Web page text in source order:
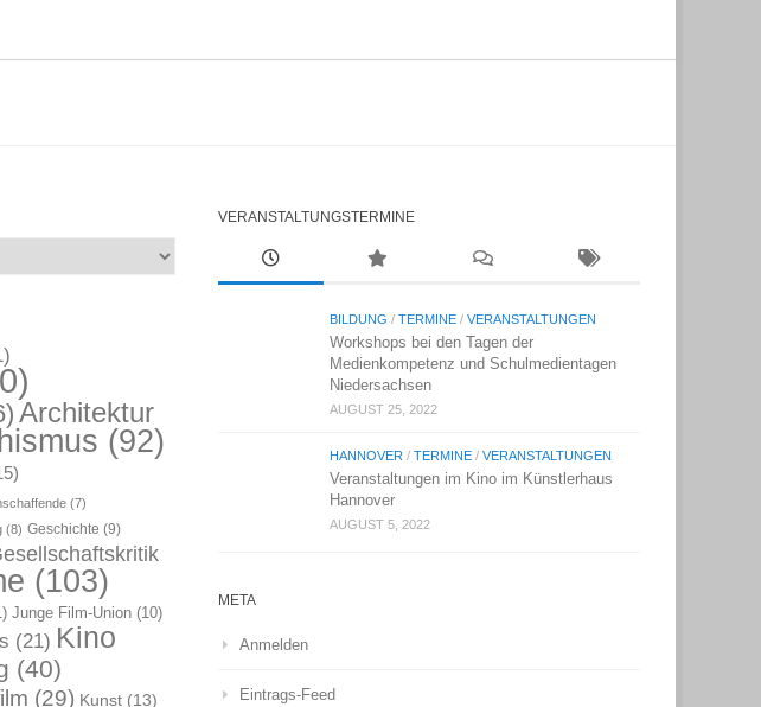
Architektur
(92)
(7)
(8) Geschichte (9)
(103)
Junge Film-Union (10)
(21) Kino
(40)
(29) Kunst (13)
VERANSTALTUNGSTERMINE
BILDUNG /TERMINE /VERANSTALTUNGEN
Workshops bei den Tagen der
Medienkompetenz und Schulmedientagen
Niedersachsen
AUGUST 25, 2022
HANNOVER /TERMINE /VERANSTALTUNGEN
Veranstaltungen im Kino im Künstlerhaus
Hannover
AUGUST 5, 2022
META
Anmelden
Eintrags-Feed